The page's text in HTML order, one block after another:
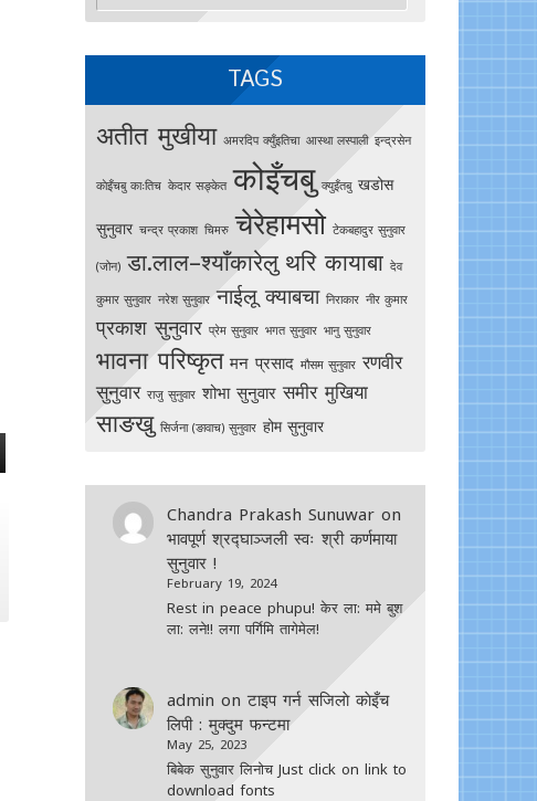
TAGS
अतीत मुखीया अमरदिप क्युँइतिचा आस्था लस्पाली इन्द्रसेन
काेइँचबु काःतिच केदार सङ्केत कोइँचबु क्युइँतबु खडोस
सुनुवार चन्द्र प्रकाश चिमरु चेरेहामसो टेकबहादुर सुनुवार
(जोन) डा.लाल–श्याँकारेलु थरि कायाबा देव
कुमार सुनुवार नरेश सुनुवार नाईलू क्याबचा निराकार नीर कुमार
प्रकाश सुनुवार प्रेम सुनुवार भगत सुनुवार भानु सुनुवार
भावना परिष्कृत मन प्रसाद मौसम सुनुवार रणवीर
सुनुवार राजु सुनुवार शोभा सुनुवार समीर मुखिया
साङखु सिर्जना (ङावाच) सुनुवार होम सुनुवार
Chandra Prakash Sunuwaron
भावपूर्ण श्रद्घाञ्जली स्वः श्री कर्णमाया
सुनुवार !
February 19, 2024
Rest in peace phupu! केर ला: ममे बुश
ला: लने!! लगा पर्गिमि तागेमेल!
admin onटाइप गर्न सजिलाे काेइँच
लिपी : मुक्दुम फन्टमा
May 25, 2023
बिबेक सुनुवार लिनोच Just click on link to
download fonts